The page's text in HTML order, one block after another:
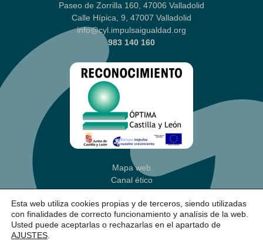
Paseo de Zorrilla 160, 47006 Valladolid
Calle Hípica, 9, 47007 Valladolid
info@cyl.impulsaigualdad.org
983 140 160
Mapa web
Canal ético
Aviso legal|Política Privacidad
Política de cookies (Ajustes)
Accesibilidad
Esta web utiliza cookies propias y de terceros, siendo utilizadas
con finalidades de correcto funcionamiento y analísis de la web.
Usted puede aceptarlas o rechazarlas en el apartado de
AJUSTES